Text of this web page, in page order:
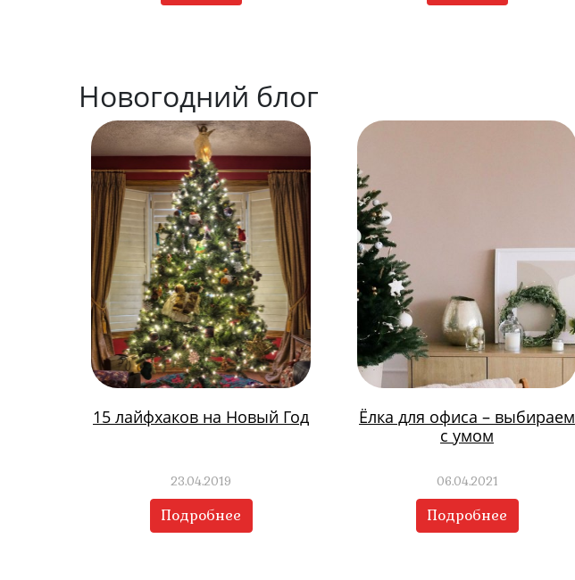
Новогодний блог
15 лайфхаков на Новый Год
23.04.2019
Подробнее
Ёлка для офиса – выбираем
с умом
06.04.2021
Подробнее